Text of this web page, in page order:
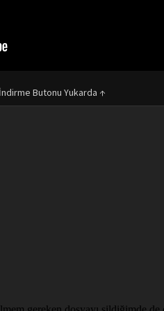
Butonu Yukarda ↑